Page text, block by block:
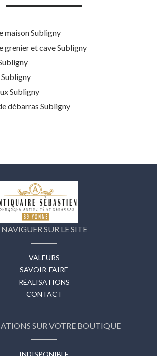
maison Subligny
grenier et cave Subligny
Subligny
débarras Subligny
NAVIGUER SUR LE SITE
VALEURS
SAVOIR-FAIRE
RÉALISATIONS
CONTACT
SUR VOTRE BOUTIQUE
INDISPONIBLE